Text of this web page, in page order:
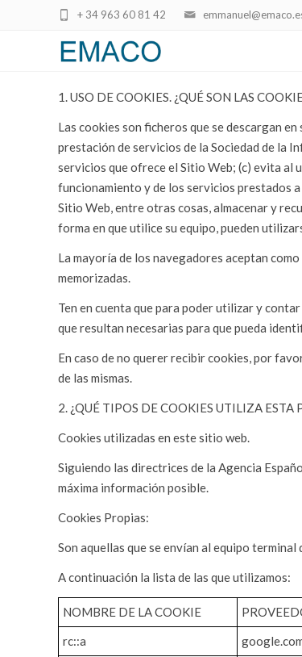
+ 34 963 60 81 42
1. USO DE COOKIES. ¿QUÉ SON LAS
Las cookies son ficheros que se descargan
prestación de servicios de la Sociedad de la
servicios que ofrece el Sitio Web; (c) evita al
funcionamiento y de los servicios prestados
Sitio Web, entre otras cosas, almacenar y
forma en que utilice su equipo, pueden
La mayoría de los navegadores aceptan
memorizadas.
Ten en cuenta que para poder utilizar y
que resultan necesarias para que pueda
En caso de no querer recibir cookies, por
de las mismas.
2. ¿QUÉ TIPOS DE COOKIES UTILIZA ESTA
Cookies utilizadas en este sitio web.
Siguiendo las directrices de la Agencia
máxima información posible.
Cookies Propias:
Son aquellas que se envían al equipo
A continuación la lista de las que utilizamos:
NOMBRE DE LA COOKIE
rc::a